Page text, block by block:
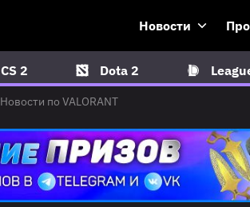
Новости
CS 2 Dota 2
Новости по VALORANT